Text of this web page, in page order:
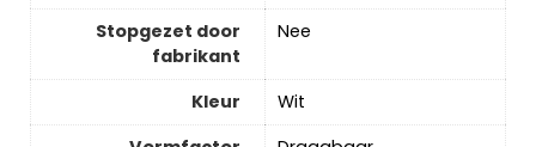
Stopgezet door
fabrikant
‎Nee
Kleur
‎Wit